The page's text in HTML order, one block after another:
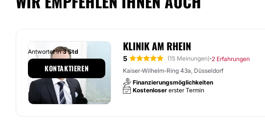
KLINIK AM RHEIN
5 (15 Meinungen)·2 Erfahrungen
Kaiser-Wilhelm-Ring 43a, Düsseldorf
Finanzierungsmöglichkeiten
Kostenloser erster Termin
Antwortet in3 Std
KONTAKTIEREN